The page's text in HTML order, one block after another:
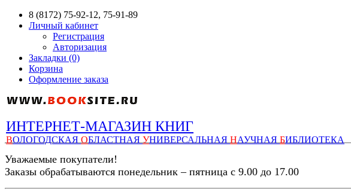
8 (8172) 75-92-12, 75-91-89
Личный кабинет
Регистрация
Авторизация
Закладки (0)
Корзина
Оформление заказа
ИНТЕРНЕТ-МАГАЗИН КНИГ
ВОЛОГОДСКАЯ ОБЛАСТНАЯ УНИВЕРСАЛЬНАЯ НАУЧНАЯ БИБЛИОТЕКА
Уважаемые покупатели!
Заказы обрабатываются понедельник – пятница с 9.00 до 17.00